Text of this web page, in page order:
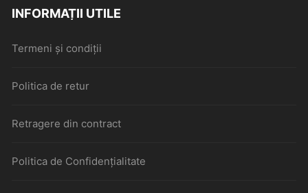
INFORMAȚII UTILE
Termeni și condiții
Politica de retur
Retragere din contract
Politica de Confidențialitate